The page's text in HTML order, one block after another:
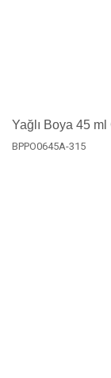
Yağlı Boya 45
BPPO0645A-315